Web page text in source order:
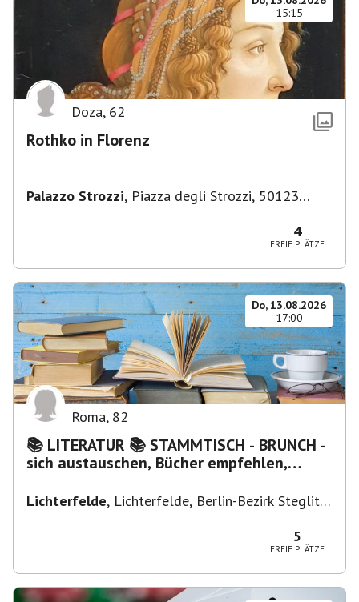
15:15
Doza, 62
Rothko in Florenz
Palazzo Strozzi, Piazza degli Strozzi, 50123
4
FREIE PLÄTZE
Do, 13.08.2026
17:00
Roma, 82
📚 LITERATUR 📚 STAMMTISCH - BRUNCH -
sich austauschen, Bücher empfehlen,
Lichterfelde, Lichterfelde, Berlin-Bezirk Steglitz-
5
FREIE PLÄTZE